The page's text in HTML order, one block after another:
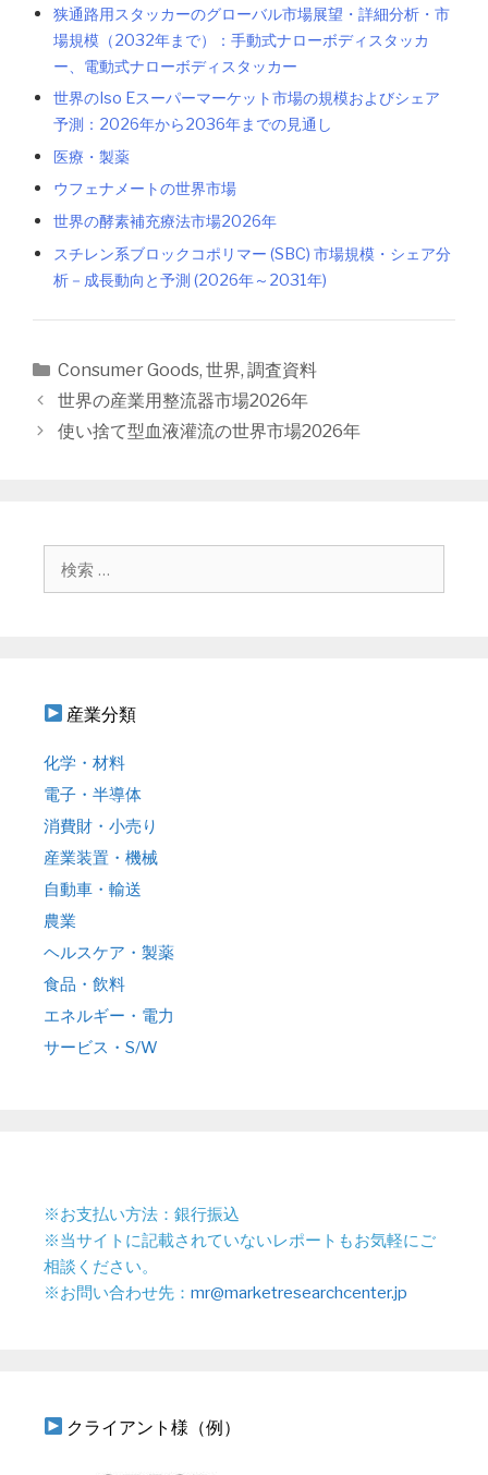
狭通路用スタッカーのグローバル市場展望・詳細分析・市
場規模（2032年まで）：手動式ナローボディスタッカ
ー、電動式ナローボディスタッカー
世界のIso Eスーパーマーケット市場の規模およびシェア
予測：2026年から2036年までの見通し
医療・製薬
ウフェナメートの世界市場
世界の酵素補充療法市場2026年
スチレン系ブロックコポリマー (SBC) 市場規模・シェア分
析－成長動向と予測 (2026年～2031年)
カ
テ
ゴ
リ
Consumer Goods, 世界, 調査資料
投
稿
世界の産業用整流器市場2026年
使い捨て型血液灌流の世界市場2026年
産業分類
化学・材料
電子・半導体
消費財・小売り
産業装置・機械
自動車・輸送
農業
ヘルスケア・製薬
食品・飲料
エネルギー・電力
サービス・S/W
※お支払い方法：銀行振込
※当サイトに記載されていないレポートもお気軽にご
相談ください。
※お問い合わせ先： mr@marketresearchcenter.jp
クライアント様（例）